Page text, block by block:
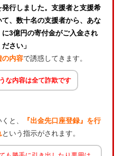
行しました。支援者と支援希
、数十名の支援者から、あな
3億円の寄付金がご入金され
さい」
の内容で誘惑してきます。
な内容は全て詐欺です
と、
『出金先口座登録』を行
という指示がされます。